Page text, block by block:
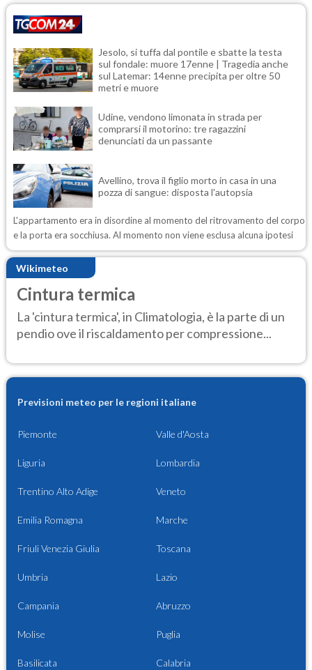
Jesolo, si tuffa dal pontile e sbatte la testa
sul fondale: muore 17enne | Tragedia anche
sul Latemar: 14enne precipita per oltre 50
metri e muore
Udine, vendono limonata in strada per
comprarsi il motorino: tre ragazzini
denunciati da un passante
Avellino, trova il figlio morto in casa in una
pozza di sangue: disposta l'autopsia
L'appartamento era in disordine al momento del ritrovamento del corpo
e la porta era socchiusa. Al momento non viene esclusa alcuna ipotesi
Wikimeteo
Cintura termica
La 'cintura termica', in Climatologia, è la parte di un
pendio ove il riscaldamento per compressione...
Previsioni meteo per le regioni italiane
Piemonte Valle d'Aosta
Liguria Lombardia
Trentino Alto Adige Veneto
Emilia Romagna Marche
Friuli Venezia Giulia Toscana
Umbria Lazio
Campania Abruzzo
Molise Puglia
Basilicata Calabria